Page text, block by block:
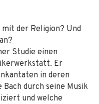
mit der Religion? Und
Studie einen
Er
in deren
durch seine Musik
und welche